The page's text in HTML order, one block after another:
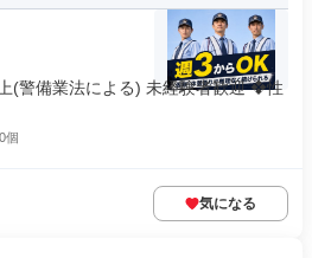
(警備業法による) 未経験者歓迎 ❖性
個
気になる